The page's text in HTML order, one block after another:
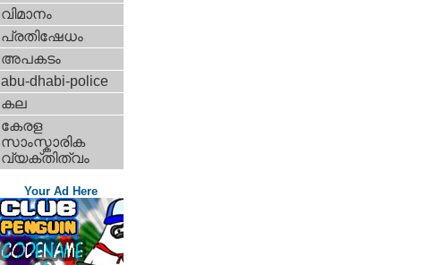
വിമാനം
പ്രതിഷേധം
അപകടം
abu-dhabi-police
കല
കേരള
സാംസ്കാരിക
വ്യക്തിത്വം
Your Ad Here